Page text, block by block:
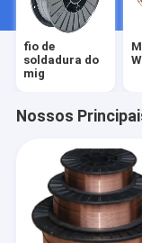
fio de
soldadura do
mig
Nossos